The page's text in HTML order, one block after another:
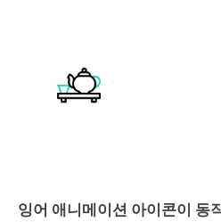
잉어 애니메이션 아이콘이 동